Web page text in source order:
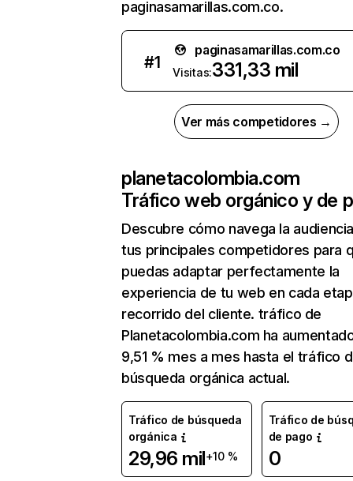
paginasamarillas.com.co.
#1
paginasamarillas.com.co
Visitas:331,33 mil
Ver más competidores →
planetacolombia.com
Tráfico web orgánico y de
Descubre cómo navega la
tus principales competidores para
puedas adaptar perfectamente la
experiencia de tu web en cada
recorrido del cliente. tráfico de
Planetacolombia.com ha
9,51 % mes a mes hasta el tráfico
búsqueda orgánica actual.
Tráfico de búsqueda
orgánica
29,96 mil+10 %
Tráfico de
de pago
0